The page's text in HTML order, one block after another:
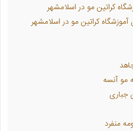
کراتین مو در اسلامشهر
آموزشگاه کراتین مو در اسلامشهر
مو آنسه
جباری
منفرد